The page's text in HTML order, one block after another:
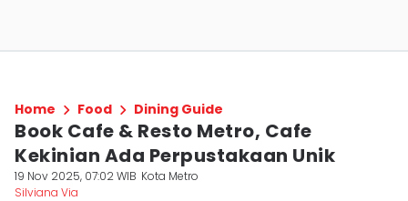
Home Food Dining Guide
Book Cafe & Resto Metro, Cafe
Kekinian Ada Perpustakaan Unik
19 Nov 2025, 07:02 WIB Kota Metro
Silviana Via